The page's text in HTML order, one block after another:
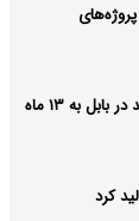
محکومیت قطعی عامل فروش فرآورده‌های دامی فاسد در بابل به ۱۳ ماه
کرد